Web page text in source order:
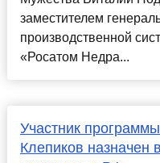
заместителем
производственной
«Росатом Недра...
Участник
Клепиков назначен